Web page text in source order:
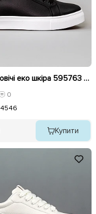
Кеди чоловічі еко шкіра 595763 Чорні
0
4546
Купити